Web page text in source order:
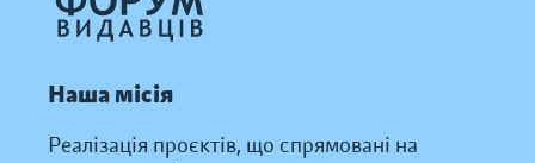
Наша місія
Реалізація проєктів, що спрямовані на